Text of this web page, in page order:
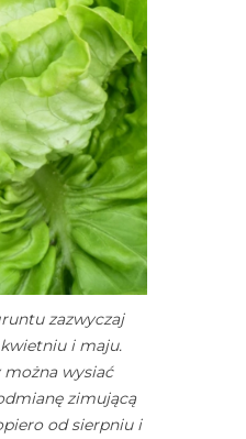
zazwyczaj
i maju.
wysiać
zimującą
od sierpniu i